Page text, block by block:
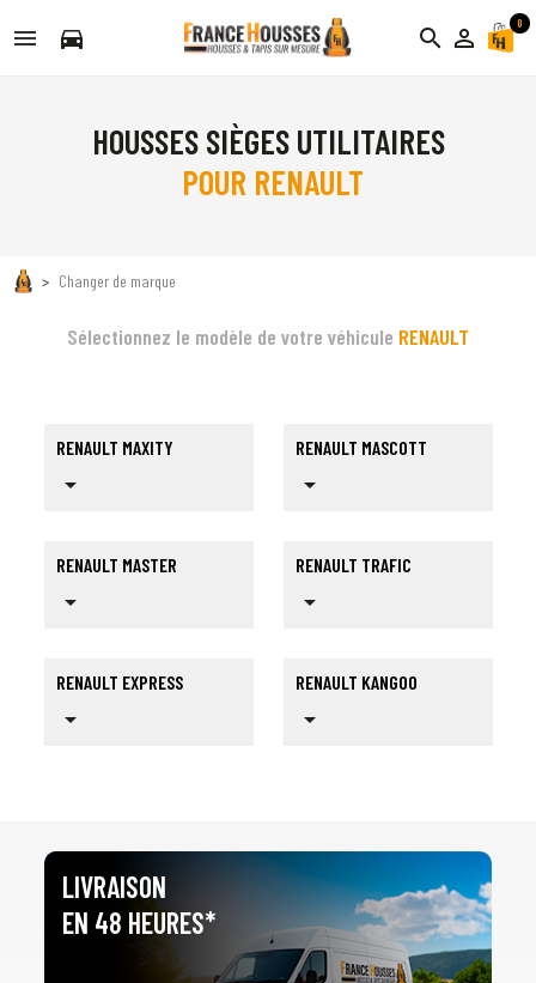
directions_car search person_outline
0
HOUSSES SIÈGES UTILITAIRES
POUR RENAULT
Changer de marque
Sélectionnez le modèle de votre véhicule RENAULT
RENAULT MAXITY
arrow_drop_down
RENAULT MASCOTT
arrow_drop_down
RENAULT MASTER
arrow_drop_down
RENAULT TRAFIC
arrow_drop_down
RENAULT EXPRESS
arrow_drop_down
RENAULT KANGOO
arrow_drop_down
LIVRAISON
EN 48 HEURES*